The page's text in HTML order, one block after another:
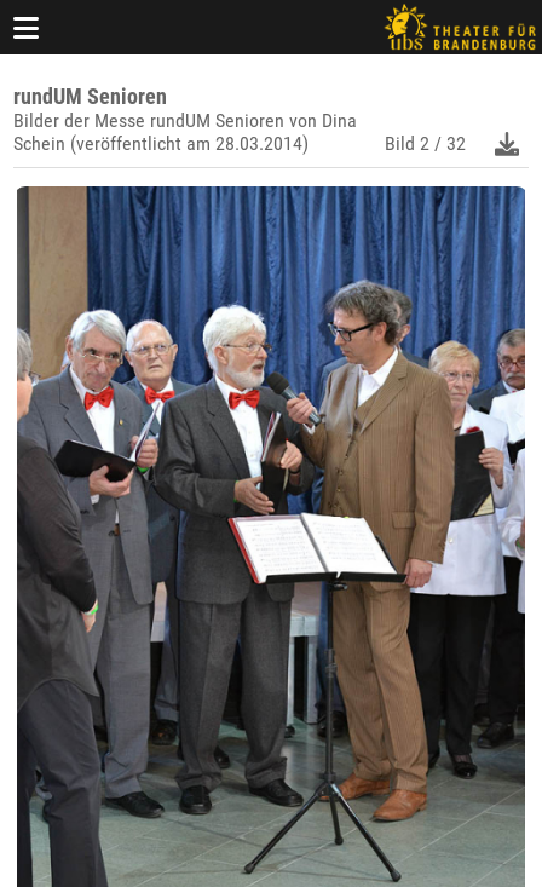
rundUM Senioren
Bilder der Messe rundUM Senioren von Dina
Schein (veröffentlicht am 28.03.2014)
Bild 2 / 32